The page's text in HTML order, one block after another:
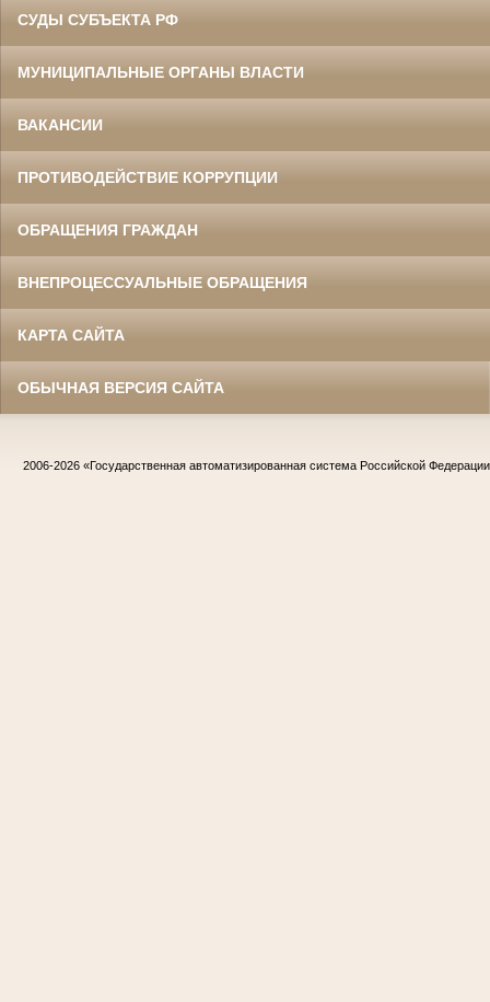
СУДЫ СУБЪЕКТА РФ
МУНИЦИПАЛЬНЫЕ ОРГАНЫ ВЛАСТИ
ВАКАНСИИ
ПРОТИВОДЕЙСТВИЕ КОРРУПЦИИ
ОБРАЩЕНИЯ ГРАЖДАН
ВНЕПРОЦЕССУАЛЬНЫЕ ОБРАЩЕНИЯ
КАРТА САЙТА
ОБЫЧНАЯ ВЕРСИЯ САЙТА
2006-2026 «Государственная автоматизированная система Российской